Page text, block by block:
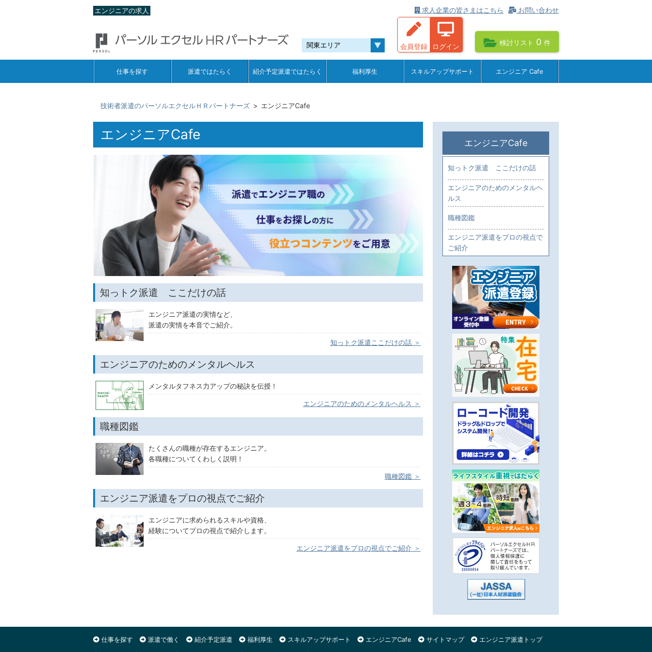
エンジニアの求人 お問い合わせ
求人企業の皆さまはこちら
会員登録 ログイン 検討リスト 0 件
仕事を探す 派遣ではたらく 紹介予定派遣ではたらく 福利厚生 スキルアップサポート エンジニア Cafe
技術者派遣のパーソルエクセルＨＲパートナーズ エンジニアCafe
エンジニアCafe
知っトク派遣 ここだけの話
エンジニア派遣の実情など、
派遣の実情を本音でご紹介。
知っトク派遣ここだけの話 ＞
エンジニアのためのメンタルヘルス
メンタルタフネス力アップの秘訣を伝授！
エンジニアのためのメンタルヘルス ＞
職種図鑑
たくさんの職種が存在するエンジニア。
各職種についてくわしく説明！
職種図鑑 ＞
エンジニア派遣をプロの視点でご紹介
エンジニアに求められるスキルや資格、
経験についてプロの視点で紹介します。
エンジニア派遣をプロの視点でご紹介 ＞
エンジニアCafe
知っトク派遣 ここだけの話
エンジニアのためのメンタルヘ
ルス
職種図鑑
エンジニア派遣をプロの視点で
ご紹介
仕事を探す 派遣で働く 紹介予定派遣 福利厚生 スキルアップサポート エンジニアCafe サイトマップ
エンジニア派遣トップ